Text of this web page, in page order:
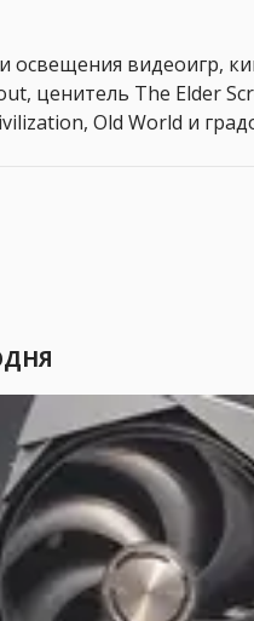
освещения видеоигр,
ценитель The Elder
Old World и